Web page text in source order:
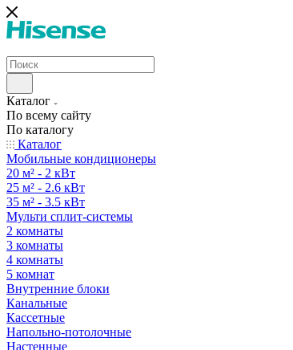
Каталог
По всему сайту
По каталогу
Каталог
Мобильные кондиционеры
20 м² - 2 кВт
25 м² - 2.6 кВт
35 м² - 3.5 кВт
Мульти сплит-системы
2 комнаты
3 комнаты
4 комнаты
5 комнат
Внутренние блоки
Канальные
Кассетные
Напольно-потолочные
Настенные